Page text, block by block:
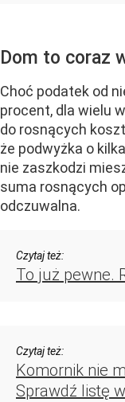
Dom to coraz
Choć podatek od
procent, dla wielu
do rosnących
że podwyżka o
nie zaszkodzi
suma rosnących
odczuwalna.
Czytaj też:
To już pewne.
Czytaj też:
Komornik nie
Sprawdź listę